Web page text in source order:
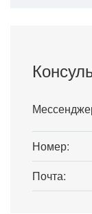
Номер:
Почта: